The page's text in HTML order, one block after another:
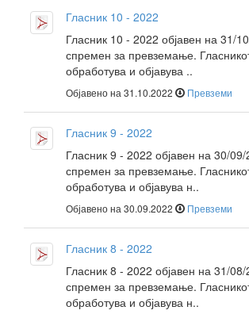
Гласник 10 - 2022
Гласник 10 - 2022 објавен на 31/
спремен за превземање.
обработува и објавува ..
Објавено на 31.10.2022 Превземи
Гласник 9 - 2022
Гласник 9 - 2022 објавен на 30/
спремен за превземање.
обработува и објавува н..
Објавено на 30.09.2022 Превземи
Гласник 8 - 2022
Гласник 8 - 2022 објавен на 31/
спремен за превземање.
обработува и објавува н..